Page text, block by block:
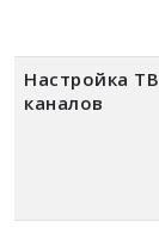
Настройка
каналов